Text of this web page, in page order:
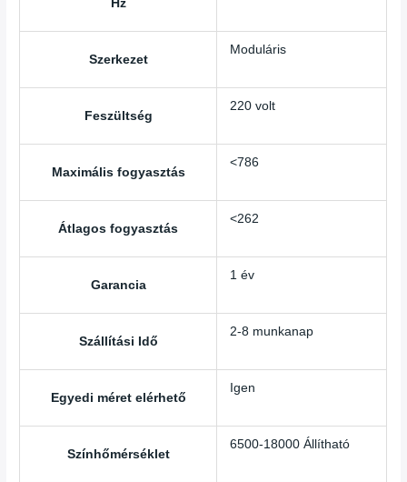
Hz
Szerkezet
Moduláris
Feszültség
220 volt
Maximális fogyasztás
<786
Átlagos fogyasztás
<262
Garancia
1 év
Szállítási Idő
2-8 munkanap
Egyedi méret elérhető
Igen
Színhőmérséklet
6500-18000 Állítható